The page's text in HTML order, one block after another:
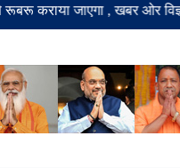
जाएगा , खबर ओर